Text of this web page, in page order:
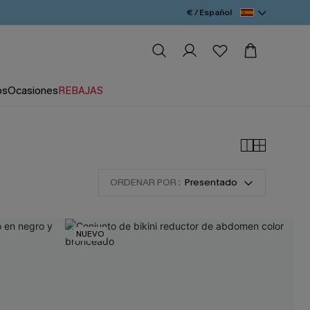
€ / Español
OcasionesREBAJAS
ORDENAR POR : Presentado
NUEVO